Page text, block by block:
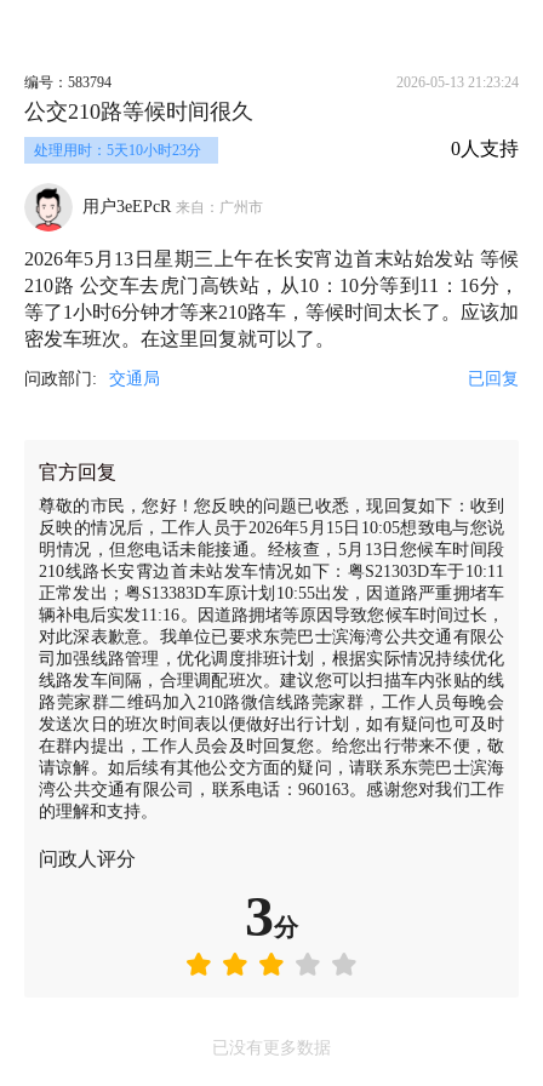
编号：583794 2026-05-13 21:23:24
公交210路等候时间很久
处理用时：5天10小时23分 0人支持
用户3eEPcR 来自：广州市
2026年5月13日星期三上午在长安宵边首末站始发站 等候
210路 公交车去虎门高铁站，从10：10分等到11：16分，
等了1小时6分钟才等来210路车，等候时间太长了。应该加
密发车班次。在这里回复就可以了。
问政部门: 交通局 已回复
官方回复
尊敬的市民，您好！您反映的问题已收悉，现回复如下：收到
反映的情况后，工作人员于2026年5月15日10:05想致电与您说
明情况，但您电话未能接通。经核查，5月13日您候车时间段
210线路长安霄边首未站发车情况如下：粤S21303D车于10:11
正常发出；粤S13383D车原计划10:55出发，因道路严重拥堵车
辆补电后实发11:16。因道路拥堵等原因导致您候车时间过长，
对此深表歉意。我单位已要求东莞巴士滨海湾公共交通有限公
司加强线路管理，优化调度排班计划，根据实际情况持续优化
线路发车间隔，合理调配班次。建议您可以扫描车内张贴的线
路莞家群二维码加入210路微信线路莞家群，工作人员每晚会
发送次日的班次时间表以便做好出行计划，如有疑问也可及时
在群内提出，工作人员会及时回复您。给您出行带来不便，敬
请谅解。如后续有其他公交方面的疑问，请联系东莞巴士滨海
湾公共交通有限公司，联系电话：960163。感谢您对我们工作
的理解和支持。
问政人评分
3分
已没有更多数据